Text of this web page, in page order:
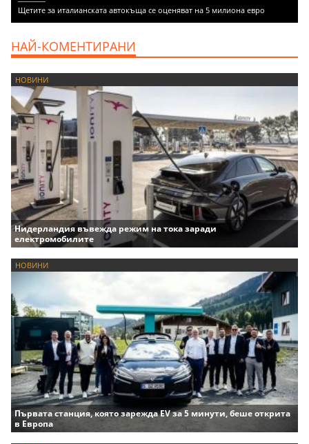
Щетите за италианската автокъща се оценяват на 5 милиона евро
НАЙ-КОМЕНТИРАНИ
НОВИНИ
Нидерландия въвежда режим на тока заради
електромобилите
НОВИНИ
Първата станция, която зарежда EV за 5 минути, беше открита
в Европа